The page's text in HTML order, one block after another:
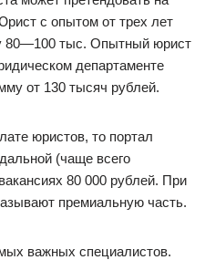
с опытом от трех лет
80—100 тыс. Опытный юрист
департаменте
от 130 тысяч рублей.
юристов, то портал
(чаще всего
80 000 рублей. При
премиальную часть.
важных специалистов.